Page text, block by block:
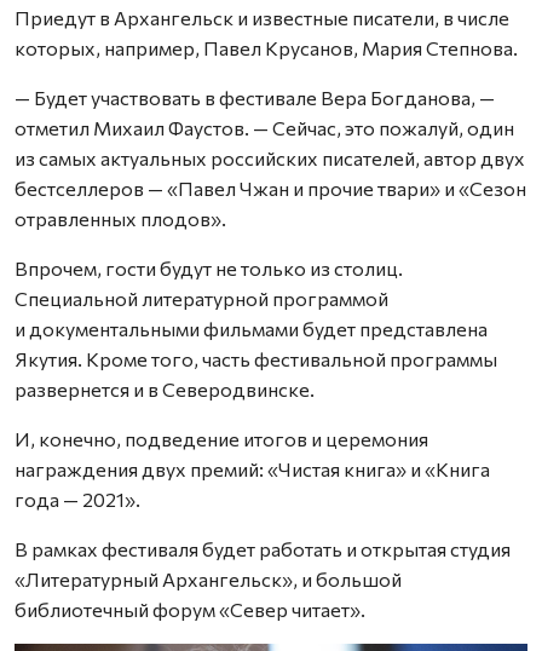
Приедут в Архангельск и известные писатели, в числе
которых, например, Павел Крусанов, Мария Степнова.
— Будет участвовать в фестивале Вера Богданова, —
отметил Михаил Фаустов. — Сейчас, это пожалуй, один
из самых актуальных российских писателей, автор двух
бестселлеров — «Павел Чжан и прочие твари» и «Сезон
отравленных плодов».
Впрочем, гости будут не только из столиц.
Специальной литературной программой
и документальными фильмами будет представлена
Якутия. Кроме того, часть фестивальной программы
развернется и в Северодвинске.
И, конечно, подведение итогов и церемония
награждения двух премий: «Чистая книга» и «Книга
года — 2021».
В рамках фестиваля будет работать и открытая студия
«Литературный Архангельск», и большой
библиотечный форум «Север читает».